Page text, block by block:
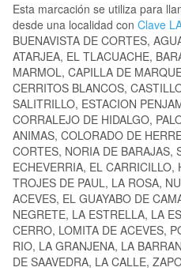
Esta marcación se utiliza para
desde una localidad con Clave
BUENAVISTA DE CORTES,
ATARJEA, EL TLACUACHE,
MARMOL, CAPILLA DE
CERRITOS BLANCOS,
SALITRILLO, ESTACION
CORRALEJO DE HIDALGO,
ANIMAS, COLORADO DE
CORTES, NORIA DE BARAJAS,
ECHEVERRIA, EL CARRICILLO,
TROJES DE PAUL, LA ROSA,
ACEVES, EL GUAYABO DE
NEGRETE, LA ESTRELLA, LA
CERRO, LOMITA DE ACEVES,
RIO, LA GRANJENA, LA
DE SAAVEDRA, LA CALLE,